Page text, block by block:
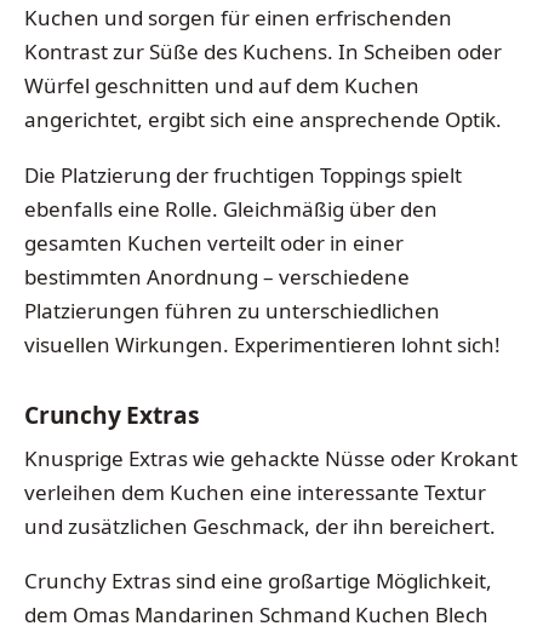
Kuchen und sorgen für einen erfrischenden
Kontrast zur Süße des Kuchens. In Scheiben oder
Würfel geschnitten und auf dem Kuchen
angerichtet, ergibt sich eine ansprechende Optik.
Die Platzierung der fruchtigen Toppings spielt
ebenfalls eine Rolle. Gleichmäßig über den
gesamten Kuchen verteilt oder in einer
bestimmten Anordnung – verschiedene
Platzierungen führen zu unterschiedlichen
visuellen Wirkungen. Experimentieren lohnt sich!
Crunchy Extras
Knusprige Extras wie gehackte Nüsse oder Krokant
verleihen dem Kuchen eine interessante Textur
und zusätzlichen Geschmack, der ihn bereichert.
Crunchy Extras sind eine großartige Möglichkeit,
dem Omas Mandarinen Schmand Kuchen Blech